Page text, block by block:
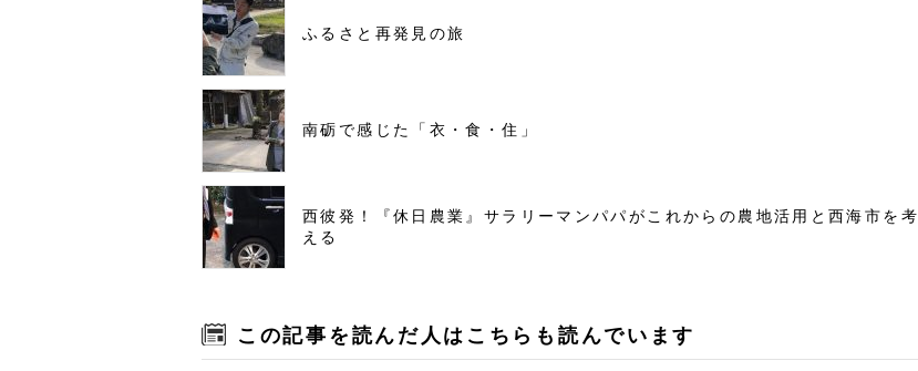
ふるさと再発見の旅
南砺で感じた「衣・食・住」
西彼発！『休日農業』サラリーマンパパがこれからの農地活用と西海市を考
える
この記事を読んだ人はこちらも読んでいます